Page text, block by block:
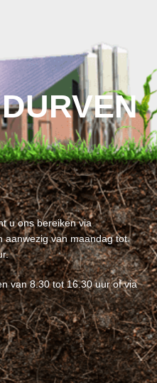
u ons bereiken via
aanwezig van maandag tot
van 8.30 tot 16.30 uur of via